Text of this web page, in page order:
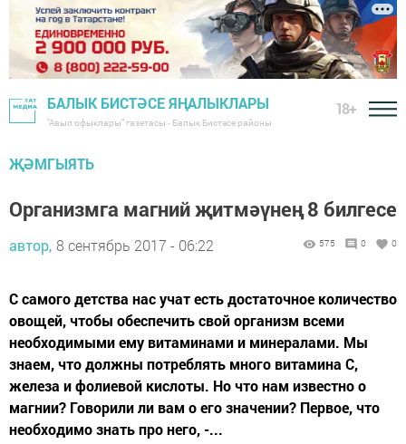
БАЛЫК БИСТӘСЕ ЯҢАЛЫКЛАРЫ
"Авыл офыклары" газетасы - Балык Бистәсе районы
18+
ҖӘМГЫЯТЬ
Организмга магний җитмәүнең 8 билгесе
автор, 8 сентябрь 2017 - 06:22 575 0 0
С самого детства нас учат есть достаточное количество
овощей, чтобы обеспечить свой организм всеми
необходимыми ему витаминами и минералами. Мы
знаем, что должны потреблять много витамина С,
железа и фолиевой кислоты. Но что нам известно о
магнии? Говорили ли вам о его значении? Первое, что
необходимо знать про него, -...